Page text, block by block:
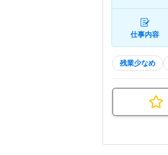
仕事内容
残業少なめ